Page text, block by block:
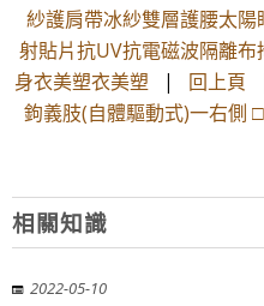
紗護肩帶冰紗雙層護腰太
射貼片抗UV抗電磁波隔離
身衣美塑衣美塑 | 回上頁
鉤義肢(自體驅動式)一右側
相關知識
2022-05-10